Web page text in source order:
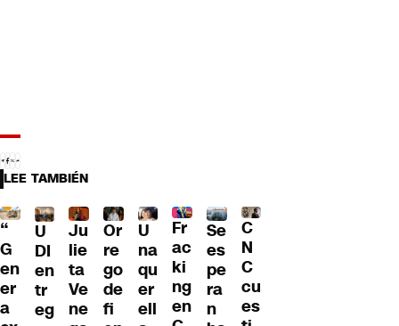
LEE TAMBIÉN
“
G
en
er
a
U
DI
en
tr
eg
Ju
lie
ta
Ve
ne
Or
re
go
de
fi
U
na
qu
er
ell
Fr
ac
ki
ng
en
Se
es
pe
ra
n
C
N
C
cu
es